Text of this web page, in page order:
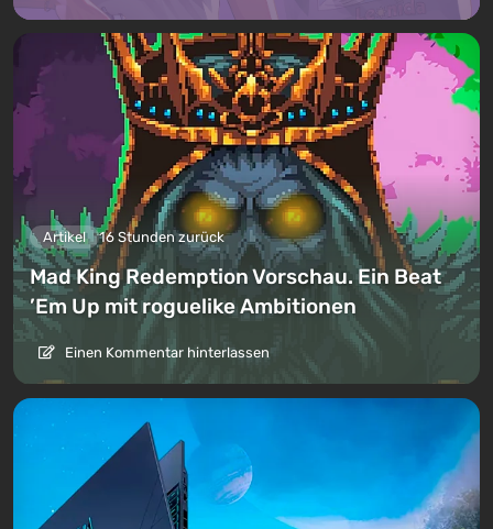
Artikel 16 Stunden zurück
Mad King Redemption Vorschau. Ein Beat
’Em Up mit roguelike Ambitionen
Einen Kommentar hinterlassen